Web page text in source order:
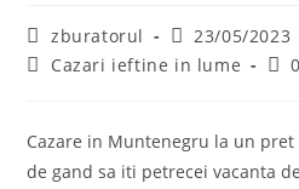
Post
author:
zburatorul
Post
published:
23/05/2023
PostCazari ieftine in lume
Post
Cazare in Muntenegru la un
de gand sa iti petrecei vacanta